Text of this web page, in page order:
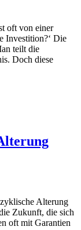
oft von einer
Investition?‘ Die
teilt die
Doch diese
Alterung
Zukunft, die sich
oft mit Garantien